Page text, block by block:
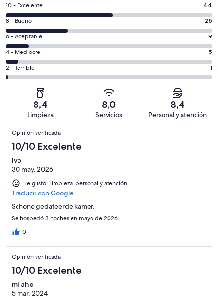
Evaluación:
10
-
Excelente.
44
de
84
opiniones
10 - Excelente 44
Evaluación:
8
-
Bueno.
25
de
84
opiniones
8 - Bueno 25
Evaluación:
6
-
Aceptable.
9
opiniones
6 - Aceptable 9
Evaluación:
4
-
4 - Mediocre 5
Evaluación:
2
84
opiniones
2 - Terrible 1
8,4
Limpieza
8,0
Servicios
8,4
Personal y atención
Opiniones
Opinión verificada
10/10 Excelente
Ivo
30 may. 2026
Le gustó: Limpieza, personal y atención
Traducir con Google
Schone gedateerde kamer.
Se hospedó 3 noches en mayo de 2026
0
Opinión verificada
10/10 Excelente
ml ahe
5 mar. 2024